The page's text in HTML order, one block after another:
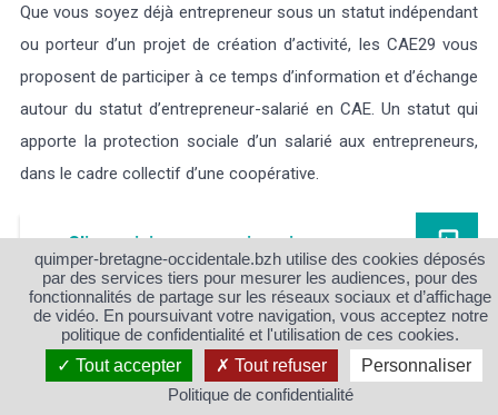
Que vous soyez déjà entrepreneur sous un statut indépendant
ou porteur d’un projet de création d’activité, les CAE29 vous
proposent de participer à ce temps d’information et d’échange
autour du statut d’entrepreneur-salarié en CAE. Un statut qui
apporte la protection sociale d’un salarié aux entrepreneurs,
dans le cadre collectif d’une coopérative.
Cliquez ici pour vous inscrire
Mercredi 26 novembre
quimper-bretagne-occidentale.bzh utilise des cookies déposés
par des services tiers pour mesurer les audiences, pour des
fonctionnalités de partage sur les réseaux sociaux et d’affichage
de vidéo. En poursuivant votre navigation, vous acceptez notre
politique de confidentialité et l'utilisation de ces cookies.
Tout accepter
Tout refuser
Personnaliser
Politique de confidentialité